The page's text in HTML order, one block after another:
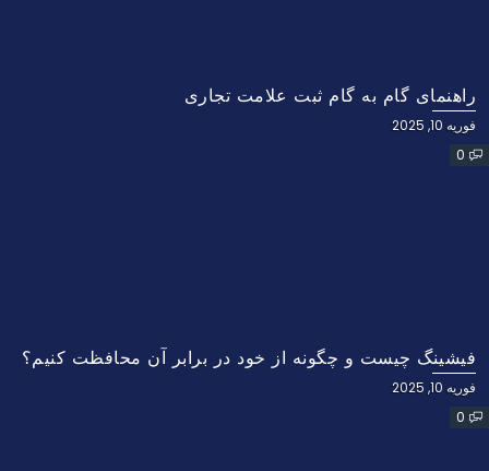
راهنمای گام به گام ثبت علامت تجاری
فوریه 10, 2025
0
فیشینگ چیست و چگونه از خود در برابر آن محافظت کنیم؟
فوریه 10, 2025
0